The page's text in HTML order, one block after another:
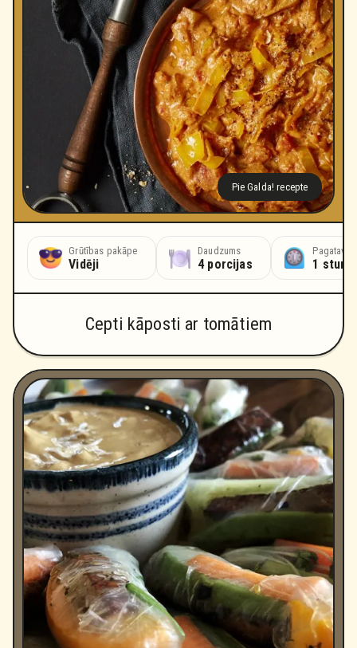
Pie Galda! recepte
Grūtības pakāpe
Vidēji
Daudzums
4 porcijas 1
Cepti kāposti ar tomātiem